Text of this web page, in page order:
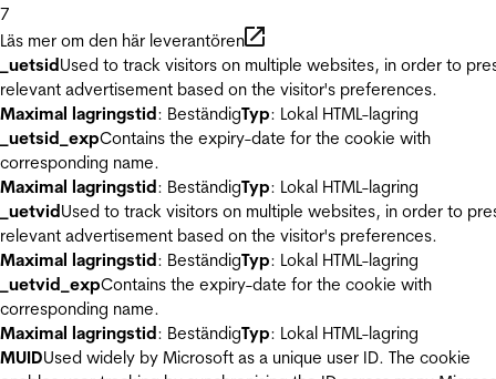
7
Läs mer om den här leverantören
_uetsidUsed to track visitors on multiple websites, in order to
relevant advertisement based on the visitor's preferences.
Maximal lagringstid: BeständigTyp: Lokal HTML-lagring
_uetsid_expContains the expiry-date for the cookie with
corresponding name.
Maximal lagringstid: BeständigTyp: Lokal HTML-lagring
_uetvidUsed to track visitors on multiple websites, in order to
relevant advertisement based on the visitor's preferences.
Maximal lagringstid: BeständigTyp: Lokal HTML-lagring
_uetvid_expContains the expiry-date for the cookie with
corresponding name.
Maximal lagringstid: BeständigTyp: Lokal HTML-lagring
MUIDUsed widely by Microsoft as a unique user ID. The cookie